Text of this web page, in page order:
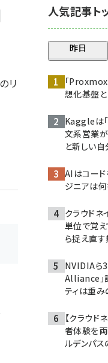
リ
人気記事ト
昨日
「
想化基盤
Kaggleは
文系営業
と新しい自
AIはコード
ジニアは
クラウドネ
単位で覚
ら捉え直
NVIDIAら
Alliance」
ティは重
【クラウド
者体験を
ルデンパス